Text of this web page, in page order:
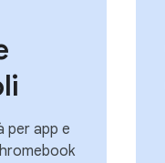
per app e